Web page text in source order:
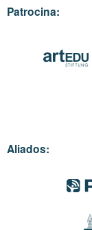
Patrocina:
Aliados: